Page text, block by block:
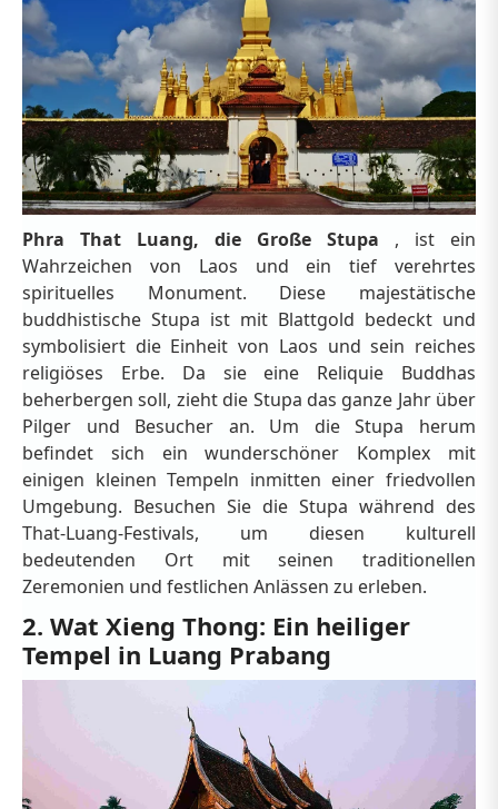
Phra That Luang, die Große Stupa , ist ein
Wahrzeichen von Laos und ein tief verehrtes
spirituelles Monument. Diese majestätische
buddhistische Stupa ist mit Blattgold bedeckt und
symbolisiert die Einheit von Laos und sein reiches
religiöses Erbe. Da sie eine Reliquie Buddhas
beherbergen soll, zieht die Stupa das ganze Jahr über
Pilger und Besucher an. Um die Stupa herum
befindet sich ein wunderschöner Komplex mit
einigen kleinen Tempeln inmitten einer friedvollen
Umgebung. Besuchen Sie die Stupa während des
That-Luang-Festivals, um diesen kulturell
bedeutenden Ort mit seinen traditionellen
Zeremonien und festlichen Anlässen zu erleben.
2. Wat Xieng Thong: Ein heiliger
Tempel in Luang Prabang